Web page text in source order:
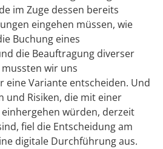
im Zuge dessen bereits
eingehen müssen, wie
Buchung eines
die Beauftragung diverser
wir uns
eine Variante entscheiden. Und
und Risiken, die mit einer
würden, derzeit
fiel die Entscheidung am
digitale Durchführung aus.